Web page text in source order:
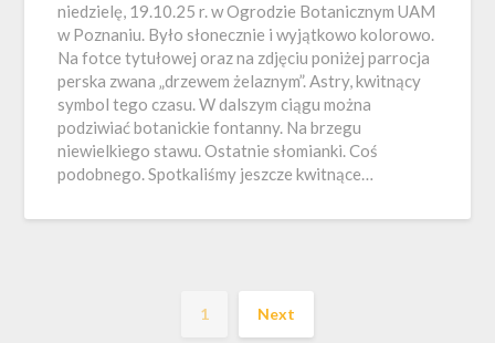
niedzielę, 19.10.25 r. w Ogrodzie Botanicznym UAM
w Poznaniu. Było słonecznie i wyjątkowo kolorowo.
Na fotce tytułowej oraz na zdjęciu poniżej parrocja
perska zwana „drzewem żelaznym”. Astry, kwitnący
symbol tego czasu. W dalszym ciągu można
podziwiać botanickie fontanny. Na brzegu
niewielkiego stawu. Ostatnie słomianki. Coś
podobnego. Spotkaliśmy jeszcze kwitnące…
1 Next